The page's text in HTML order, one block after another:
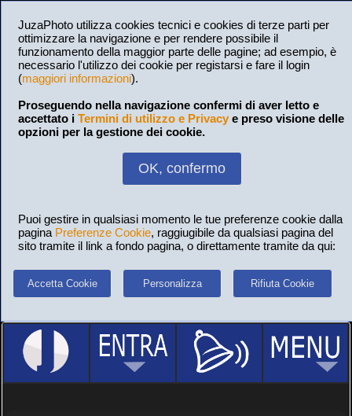
JuzaPhoto utilizza cookies tecnici e cookies di terze parti per
ottimizzare la navigazione e per rendere possibile il
funzionamento della maggior parte delle pagine; ad esempio, è
necessario l'utilizzo dei cookie per registarsi e fare il login
(maggiori informazioni).
Proseguendo nella navigazione confermi di aver letto e
accettato i Termini di utilizzo e Privacy e preso visione delle
opzioni per la gestione dei cookie.
OK, confermo
Puoi gestire in qualsiasi momento le tue preferenze cookie dalla
pagina Preferenze Cookie, raggiugibile da qualsiasi pagina del
sito tramite il link a fondo pagina, o direttamente tramite da qui:
Accetta Cookie Personalizza Rifiuta Cookie